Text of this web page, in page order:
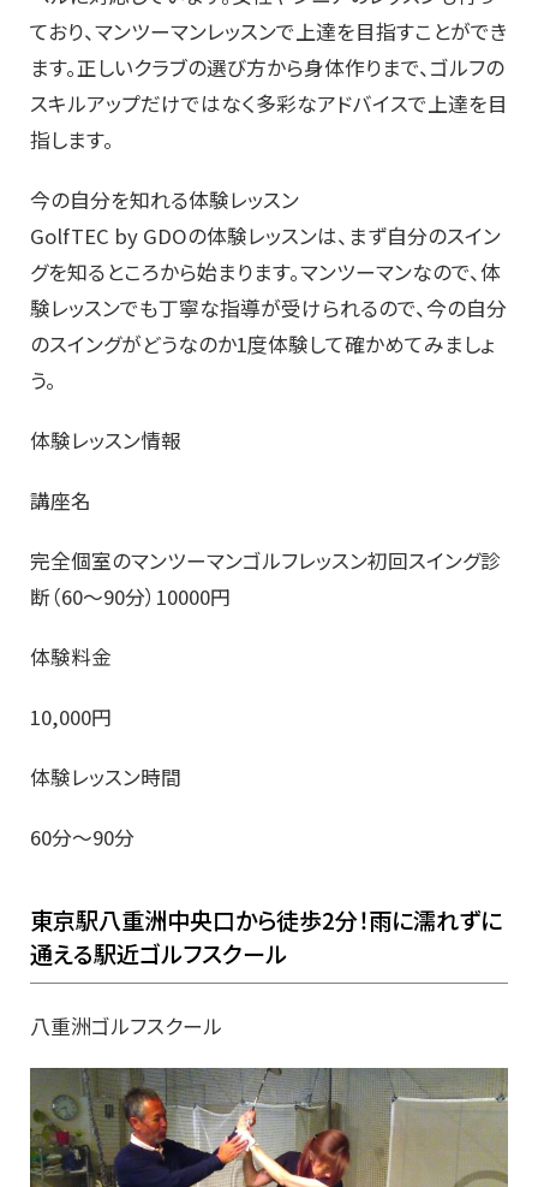
ており、マンツーマンレッスンで上達を目指すことができ
ます。正しいクラブの選び方から身体作りまで、ゴルフの
スキルアップだけではなく多彩なアドバイスで上達を目
指します。
今の自分を知れる体験レッスン
GolfTEC by GDOの体験レッスンは、まず自分のスイン
グを知るところから始まります。マンツーマンなので、体
験レッスンでも丁寧な指導が受けられるので、今の自分
のスイングがどうなのか1度体験して確かめてみましょ
う。
体験レッスン情報
講座名
完全個室のマンツーマンゴルフレッスン初回スイング診
断（60～90分）10000円
体験料金
10,000円
体験レッスン時間
60分～90分
東京駅八重洲中央口から徒歩2分！雨に濡れずに
通える駅近ゴルフスクール
八重洲ゴルフスクール